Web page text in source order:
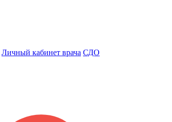
Личный кабинет врача СДО